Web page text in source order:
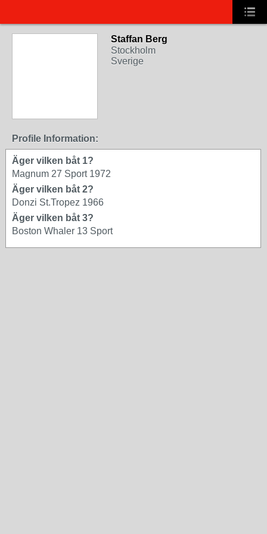
Staffan Berg
Stockholm
Sverige
Profile Information:
Äger vilken båt 1?
Magnum 27 Sport 1972
Äger vilken båt 2?
Donzi St.Tropez 1966
Äger vilken båt 3?
Boston Whaler 13 Sport